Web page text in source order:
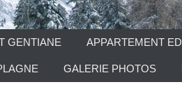
GENTIANE APPARTEMENT
GALERIE PHOTOS